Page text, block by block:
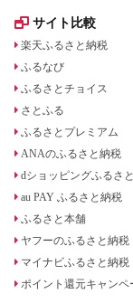
サイト比較
楽天ふるさと納税
ふるなび
ふるさとチョイス
さとふる
ふるさとプレミアム
ANAのふるさと納税
dショッピングふるさ
au PAY ふるさと納税
ふるさと本舗
ヤフーのふるさと納税
マイナビふるさと納税
ポイント還元キャンペ